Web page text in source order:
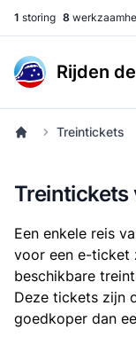
1 storing 8
Rijden
Treintickets
Treintickets
Een enkele reis
voor een e-ticket
beschikbare
Deze tickets zijn
goedkoper dan